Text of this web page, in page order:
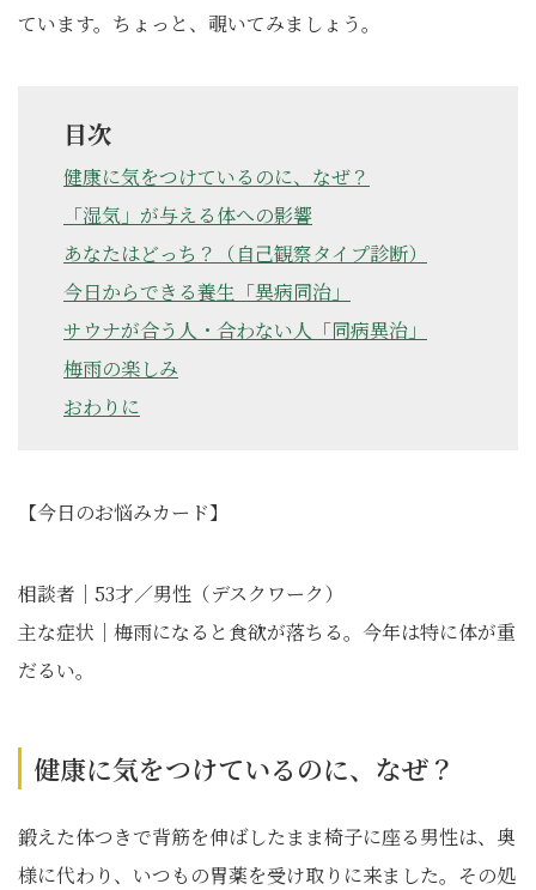
ています。ちょっと、覗いてみましょう。
目次
健康に気をつけているのに、なぜ？
「湿気」が与える体への影響
あなたはどっち？（自己観察タイプ診断）
今日からできる養生「異病同治」
サウナが合う人・合わない人「同病異治」
梅雨の楽しみ
おわりに
【今日のお悩みカード】
相談者｜53才／男性（デスクワーク）
主な症状｜梅雨になると食欲が落ちる。今年は特に体が重
だるい。
健康に気をつけているのに、なぜ？
鍛えた体つきで背筋を伸ばしたまま椅子に座る男性は、奥
様に代わり、いつもの胃薬を受け取りに来ました。その処